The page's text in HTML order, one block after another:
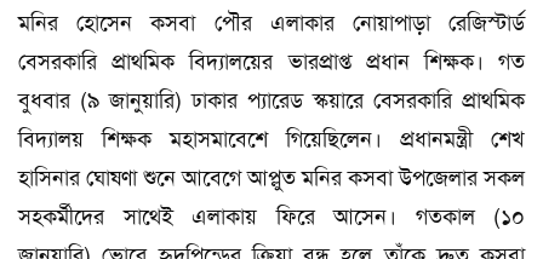
মনির হোসেন কসবা পৌর এলাকার নোয়াপাড়া রেজিস্টার্ড
বেসরকারি প্রাথমিক বিদ্যালয়ের ভারপ্রাপ্ত প্রধান শিক্ষক। গত
বুধবার (৯ জানুয়ারি) ঢাকার প্যারেড স্কয়ারে বেসরকারি প্রাথমিক
বিদ্যালয় শিক্ষক মহাসমাবেশে গিয়েছিলেন। প্রধানমন্ত্রী শেখ
হাসিনার ঘোষণা শুনে আবেগে আপ্লুত মনির কসবা উপজেলার সকল
সহকর্মীদের সাথেই এলাকায় ফিরে আসেন। গতকাল (১০